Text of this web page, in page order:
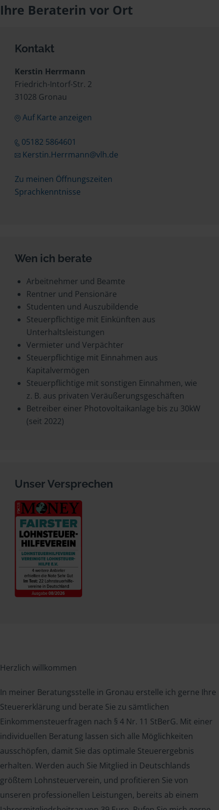
Ihre Beraterin vor Ort
Kontakt
Kerstin Herrmann
Friedrich-Intorf-Str. 2
31028 Gronau
Auf Karte anzeigen
05182 5864601
Kerstin.Herrmann@vlh.de
Zu meinen Öffnungszeiten
Sprachkenntnisse
Wen ich berate
Arbeitnehmer und Beamte
Rentner und Pensionäre
Studenten und Auszubildende
Steuerpflichtige mit Einkünften aus
Unterhaltsleistungen
Vermieter und Verpächter
Steuerpflichtige mit Einnahmen aus
Kapitalvermögen
Steuerpflichtige mit sonstigen Einnahmen, wie
z. B. aus privaten Veräußerungsgeschäften
Betreiber einer Photovoltaikanlage bis zu 30kW
(seit 2022)
Unser Versprechen
Herzlich willkommen
In meiner Beratungsstelle in Gronau erstelle ich gerne Ihre
Steuererklärung und berate Sie zu sämtlichen
Einkommensteuerfragen nach § 4 Nr. 11 StBerG. Mit einer
individuellen Beratung lassen sich alle Möglichkeiten
ausschöpfen, damit Sie das optimale Steuerergebnis
erhalten. Werden auch Sie Mitglied in Deutschlands
größtem Lohnsteuerverein, und profitieren Sie von
unseren professionellen Leistungen, bereits ab einem